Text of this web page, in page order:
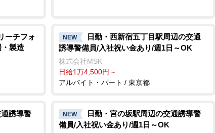
ーチフォ
製造
NEW
日勤・西新宿五丁目駅周辺の交通
誘導警備員/入社祝い金あり/週1日～OK
株式会社MSK
日給1万4,500円～
アルバイト・パート / 東京都
誘導警
NEW
日勤・宮の坂駅周辺の交通誘導警
備員/入社祝い金あり/週1日～OK